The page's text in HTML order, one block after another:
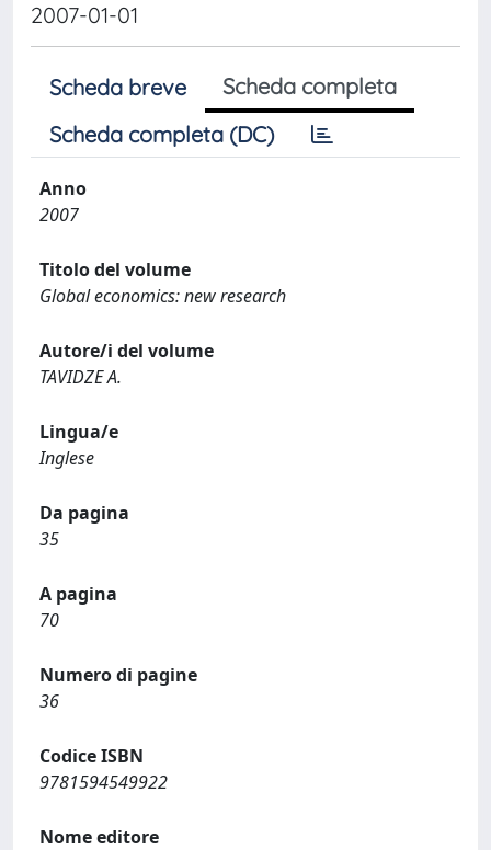
2007-01-01
Scheda breve
Scheda completa
Scheda completa (DC)
Anno
2007
Titolo del volume
Global economics: new research
Autore/i del volume
TAVIDZE A.
Lingua/e
Inglese
Da pagina
35
A pagina
70
Numero di pagine
36
Codice ISBN
9781594549922
Nome editore